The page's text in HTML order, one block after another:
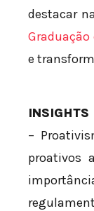
destacar
Graduação
e
INSIGHTS
–
proativos